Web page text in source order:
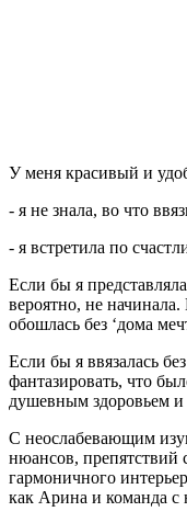
У меня красивый и
- я не знала, во что
- я встретила по
Если бы я
вероятно, не
обошлась без ‘дома
Если бы я ввязалась
фантазировать, что
душевным здоровьем
С неослабевающим
нюансов, препятствий
гармоничного
как Арина и команда с